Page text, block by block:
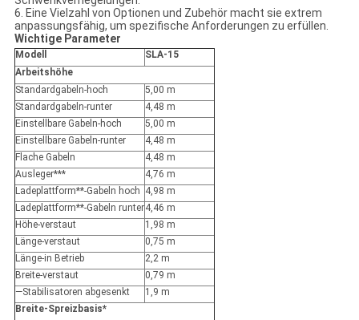
6. Eine Vielzahl von Optionen und Zubehör macht sie extrem
anpassungsfähig, um spezifische Anforderungen zu erfüllen.
Wichtige Parameter
Modell
SLA-15
Arbeitshöhe
Standardgabeln-hoch
5,00 m
Standardgabeln-runter
4,48 m
Einstellbare Gabeln-hoch
5,00 m
Einstellbare Gabeln-runter
4,48 m
Flache Gabeln
4,48 m
Ausleger***
4,76 m
Ladeplattform**-Gabeln hoch 4,98 m
Ladeplattform**-Gabeln runter4,46 m
Höhe-verstaut
1,98 m
Länge-verstaut
0,75 m
Länge-in Betrieb
2,2 m
Breite-verstaut
0,79 m
—Stabilisatoren abgesenkt
1,9 m
Breite-Spreizbasis*